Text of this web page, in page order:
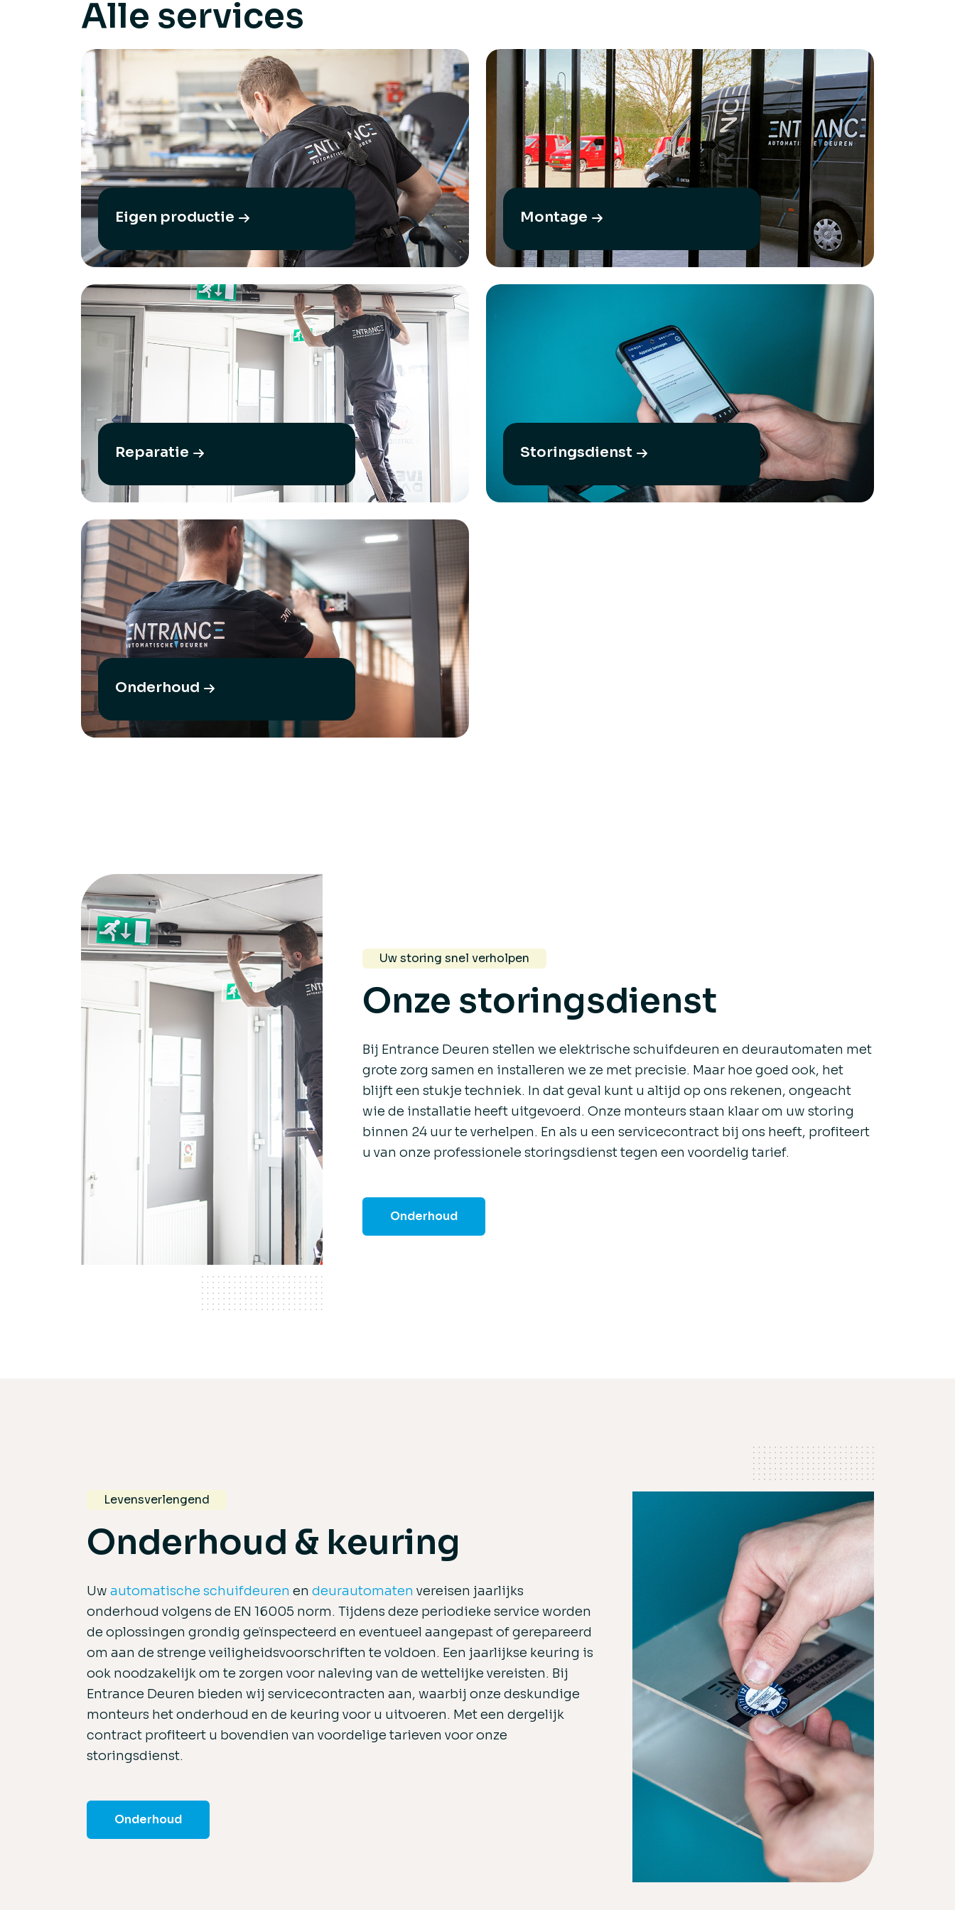
Alle services
Eigen productie Montage
Reparatie Storingsdienst
Onderhoud
Uw storing snel verholpen
Onze storingsdienst
Bij Entrance Deuren stellen we elektrische schuifdeuren en deurautomaten met
grote zorg samen en installeren we ze met precisie. Maar hoe goed ook, het
blijft een stukje techniek. In dat geval kunt u altijd op ons rekenen, ongeacht
wie de installatie heeft uitgevoerd. Onze monteurs staan klaar om uw storing
binnen 24 uur te verhelpen. En als u een servicecontract bij ons heeft, profiteert
u van onze professionele storingsdienst tegen een voordelig tarief.
Onderhoud
Levensverlengend
Onderhoud & keuring
Uw automatische schuifdeuren en deurautomaten vereisen jaarlijks
onderhoud volgens de EN 16005 norm. Tijdens deze periodieke service worden
de oplossingen grondig geïnspecteerd en eventueel aangepast of gerepareerd
om aan de strenge veiligheidsvoorschriften te voldoen. Een jaarlijkse keuring is
ook noodzakelijk om te zorgen voor naleving van de wettelijke vereisten. Bij
Entrance Deuren bieden wij servicecontracten aan, waarbij onze deskundige
monteurs het onderhoud en de keuring voor u uitvoeren. Met een dergelijk
contract profiteert u bovendien van voordelige tarieven voor onze
storingsdienst.
Onderhoud